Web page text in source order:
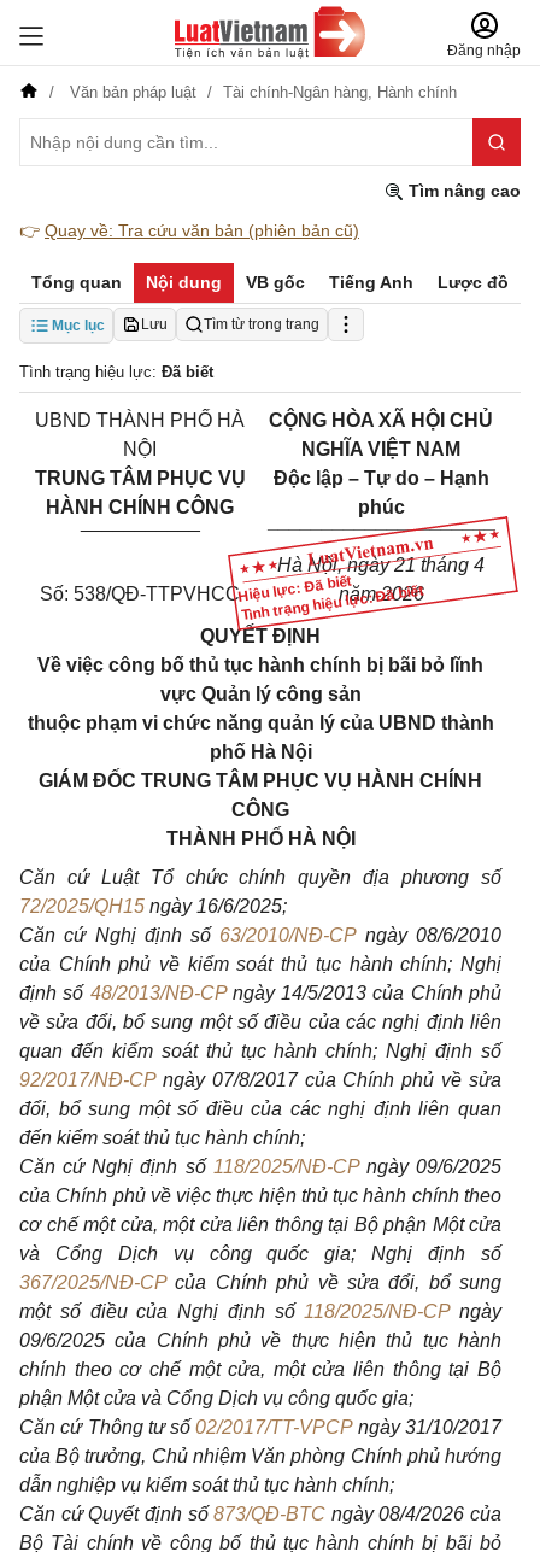
Đăng nhập
Văn bản pháp luật Tài chính-Ngân hàng, Hành chính
Tìm nâng cao
👉 Quay về: Tra cứu văn bản (phiên bản cũ)
Tổng quan Nội dung VB gốc Tiếng Anh Lược đồ
Mục lục Lưu Tìm từ trong trang
Tình trạng hiệu lực: Đã biết
Hiệu lực: Đã biết
Tình trạng hiệu lực: Đã biết
UBND THÀNH PHỐ HÀ
NỘI
TRUNG TÂM PHỤC VỤ
HÀNH CHÍNH CÔNG
Số: 538/QĐ-TTPVHCC
CỘNG HÒA XÃ HỘI CHỦ
NGHĨA VIỆT NAM
Độc lập – Tự do – Hạnh
phúc
_____________________
Hà Nội, ngày 21 tháng 4
năm 2026
QUYẾT ĐỊNH
Về việc công bố thủ tục hành chính bị bãi bỏ lĩnh
vực Quản lý công sản
thuộc phạm vi chức năng quản lý của UBND thành
phố Hà Nội
GIÁM ĐỐC TRUNG TÂM PHỤC VỤ HÀNH CHÍNH
CÔNG
THÀNH PHỐ HÀ NỘI
Căn cứ Luật Tổ chức chính quyền địa phương số
72/2025/QH15 ngày 16/6/2025;
Căn cứ Nghị định số 63/2010/NĐ-CPngày 08/6/2010
của Chính phủ về kiểm soát thủ tục hành chính; Nghị
định số 48/2013/NĐ-CPngày 14/5/2013 của Chính phủ
về sửa đổi, bổ sung một số điều của các nghị định liên
quan đến kiểm soát thủ tục hành chính; Nghị định số
92/2017/NĐ-CPngày 07/8/2017 của Chính phủ về sửa
đổi, bổ sung một số điều của các nghị định liên quan
đến kiểm soát thủ tục hành chính;
Căn cứ Nghị định số 118/2025/NĐ-CPngày 09/6/2025
của Chính phủ về việc thực hiện thủ tục hành chính theo
cơ chế một cửa, một cửa liên thông tại Bộ phận Một cửa
và Cổng Dịch vụ công quốc gia; Nghị định số
367/2025/NĐ-CPcủa Chính phủ về sửa đổi, bổ sung
một số điều của Nghị định số 118/2025/NĐ-CPngày
09/6/2025 của Chính phủ về thực hiện thủ tục hành
chính theo cơ chế một cửa, một cửa liên thông tại Bộ
phận Một cửa và Cổng Dịch vụ công quốc gia;
Căn cứ Thông tư số02/2017/TT-VPCPngày 31/10/2017
của Bộ trưởng, Chủ nhiệm Văn phòng Chính phủ hướng
dẫn nghiệp vụ kiểm soát thủ tục hành chính;
Căn cứ Quyết định số873/QĐ-BTC ngày 08/4/2026 của
Bộ Tài chính về công bố thủ tục hành chính bị bãi bỏ